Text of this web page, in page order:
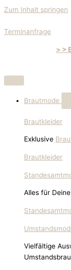
Zum Inhalt springen
Terminanfrage
> >
Brautmode
Brautkleider
Exklusive
Brautkleider
Alles für
Vielfältige